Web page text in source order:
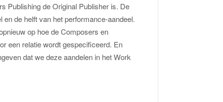
Publishing de Original Publisher is. De
de helft van het performance-aandeel.
op hoe de Composers en
een relatie wordt gespecificeerd. En
dat we deze aandelen in het Work